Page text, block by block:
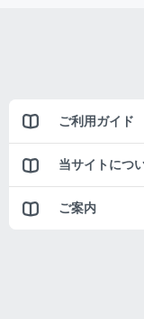
ご利用ガイド
当サイトにつ
ご案内